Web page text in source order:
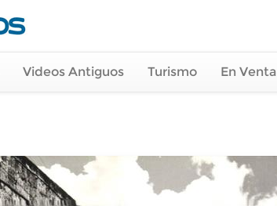
Videos Antiguos Turismo En Venta